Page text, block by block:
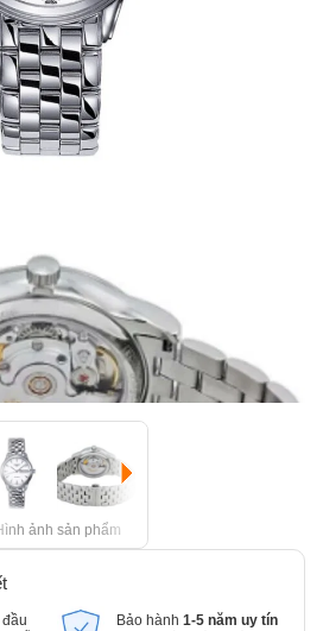
ảnh sản phẩm
Bảo hành 1-5 năm uy tín